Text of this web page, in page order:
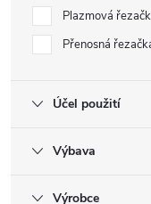
Plazmová
Přenosná
Účel použití
Výbava
Výrobce